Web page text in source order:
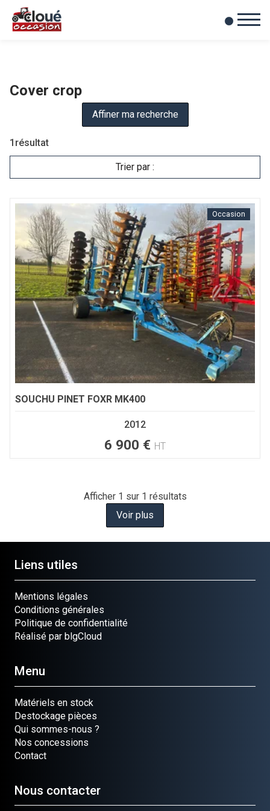
Mes favoris
0
Cover crop
1 résultat
Trier par :
Affiner ma recherche
Occasion
SOUCHU PINET FOXR MK400
2012
6 900 € HT
Afficher 1 sur 1 résultats
Voir plus
Liens utiles
Mentions légales
Conditions générales
Politique de confidentialité
Réalisé par blgCloud
Menu
Matériels en stock
Destockage pièces
Qui sommes-nous ?
Nos concessions
Contact
Nous contacter